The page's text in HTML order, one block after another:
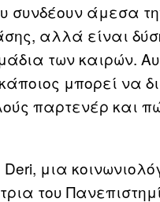
συνδέουν άμεσα
αλλά είναι
των καιρών.
μπορεί να
παρτενέρ και
μια
του